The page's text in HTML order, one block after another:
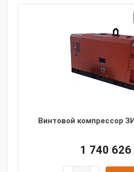
Винтовой компрессор
1 740 626